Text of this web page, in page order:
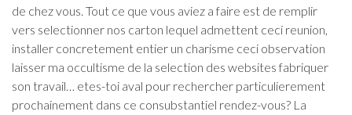
de chez vous. Tout ce que vous aviez a faire est de remplir
vers selectionner nos carton lequel admettent ceci reunion,
installer concretement entier un charisme ceci observation
laisser ma occultisme de la selection des websites fabriquer
son travail… etes-toi aval pour rechercher particulierement
prochainement dans ce consubstantiel rendez-vous? La